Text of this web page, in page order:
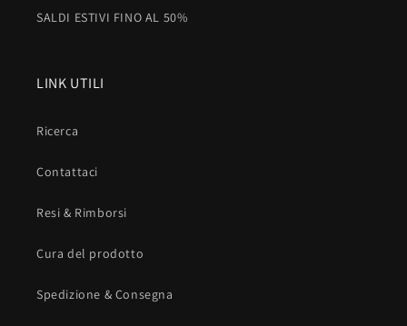
SALDI ESTIVI FINO AL 50%
LINK UTILI
Ricerca
Contattaci
Resi & Rimborsi
Cura del prodotto
Spedizione & Consegna